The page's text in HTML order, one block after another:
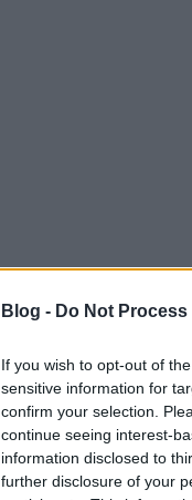
Blog - Do Not
If you wish to opt-out of
sensitive information for
confirm your selection.
continue seeing interest-
information disclosed to
further disclosure of your